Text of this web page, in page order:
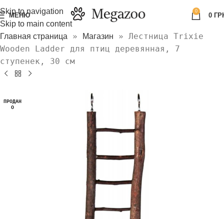
Skip to navigation
Skip to main content
МЕНЮ
0
0
Главная страница » Магазин » Лестница Trixie
Wooden Ladder для птиц деревянная, 7
ступенек, 30 см
ПРОДАН
О